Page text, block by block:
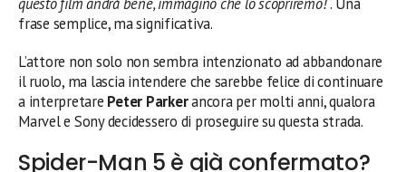
frase semplice, ma significativa.
L’attore non solo non sembra intenzionato ad abbandonare
il ruolo, ma lascia intendere che sarebbe felice di continuare
a interpretare Peter Parkerancora per molti anni, qualora
Marvel e Sony decidessero di proseguire su questa strada.
Spider-Man 5 è già confermato?